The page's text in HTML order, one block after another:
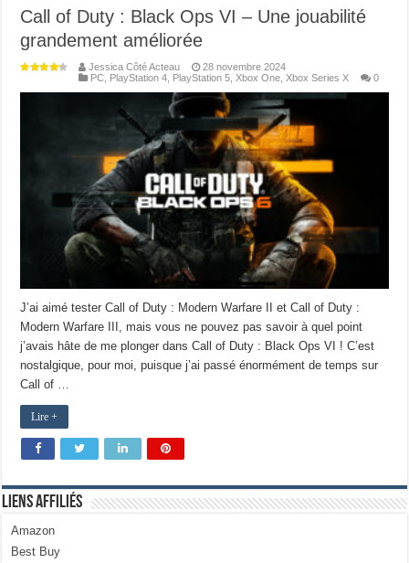
Call of Duty : Black Ops VI – Une jouabilité
grandement améliorée
Jessica Côté Acteau
28 novembre 2024
PC, PlayStation 4, PlayStation 5,Xbox One,Xbox Series X 0
J’ai aimé tester Call of Duty : Modern Warfare II et Call of Duty :
Modern Warfare III, mais vous ne pouvez pas savoir à quel point
j’avais hâte de me plonger dans Call of Duty : Black Ops VI ! C’est
nostalgique, pour moi, puisque j’ai passé énormément de temps sur
Call of …
Lire +
Liens Affiliés
Amazon
Best Buy